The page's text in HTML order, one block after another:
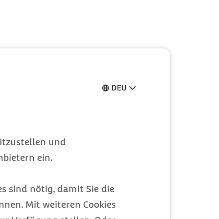
DEU
und
ein.
sind nötig, damit Sie die
Mit weiteren Cookies